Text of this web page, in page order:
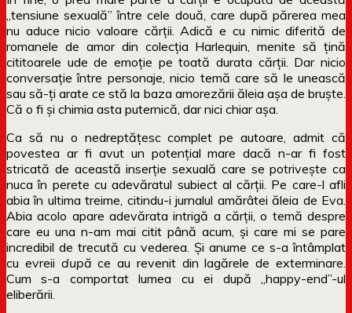
„tensiune sexuală” între cele două, care după părerea mea
nu aduce nicio valoare cărții. Adică e cu nimic diferită de
romanele de amor din colecția Harlequin, menite să țină
cititoarele ude de emoție pe toată durata cărții. Dar nicio
conversație între personaje, nicio temă care să le unească
sau să-ți arate ce stă la baza amorezării ăleia așa de bruște.
Că o fi și chimia asta puternică, dar nici chiar așa.
Ca să nu o nedreptățesc complet pe autoare, admit că
povestea ar fi avut un potențial mare dacă n-ar fi fost
stricată de această inserție sexuală care se potrivește ca
nuca în perete cu adevăratul subiect al cărții. Pe care-l afli
abia în ultima treime, citindu-i jurnalul amărâtei ăleia de Eva.
Abia acolo apare adevărata intrigă a cărții, o temă despre
care eu una n-am mai citit până acum, și care mi se pare
incredibil de trecută cu vederea. Și anume ce s-a întâmplat
cu evreii după ce au revenit din lagărele de exterminare.
Cum s-a comportat lumea cu ei după „happy-end”-ul
eliberării.